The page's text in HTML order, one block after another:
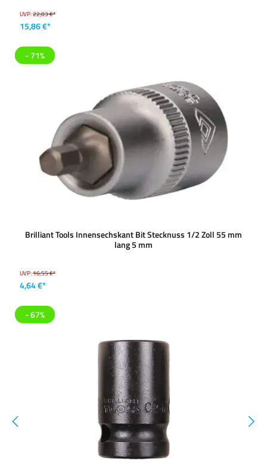
UVP:22,03 €*
15,86 €*
- 71%
Brilliant Tools Innensechskant Bit Stecknuss 1/2 Zoll 55 mm
lang 5 mm
UVP:16,55 €*
4,64 €*
- 67%